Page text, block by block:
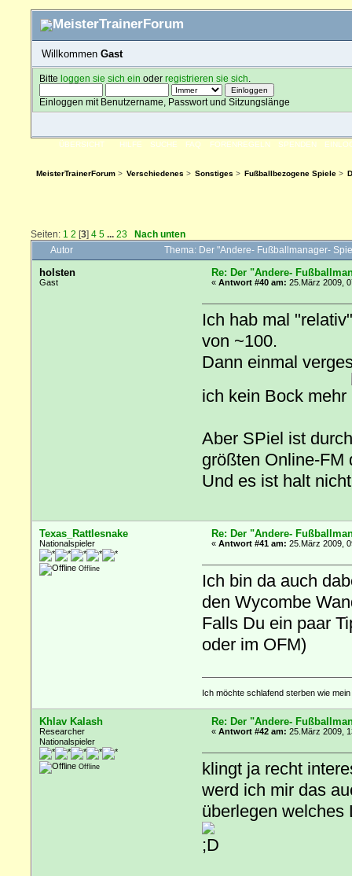
Willkommen Gast
Bitteloggen sie sich ein oderregistrieren sie sich
Einloggen mit Benutzername, Passwort und Sitzungslänge
ÜBERSICHT HILFE SUCHE FAQ FORENREGELN SPENDEN
MeisterTrainerForum> Verschiedenes > Sonstiges > Fußballbezogene Spiele >
Seiten: 1 2 [3]4 5 ...23 Nach unten
Autor Thema: Der "Andere- Fußballmanager-
holsten
Gast
Re: Der "Andere-
«Antwort #40 am: 25.März 2009,
Ich hab mal
von ~100.
Dann einmal
ich kein Bock mehr
Aber SPiel ist
größten Online-FM
Und es ist halt
Texas_Rattlesnake
Nationalspieler
Offline
Re: Der "Andere-
«Antwort #41 am: 25.März 2009,
Ich bin da auch
den Wycombe
Falls Du ein paar
oder im OFM)
Ich möchte schlafend sterben wie
Khlav Kalash
Researcher
Nationalspieler
Offline
Re: Der "Andere-
«Antwort #42 am: 25.März 2009,
klingt ja recht
werd ich mir das
überlegen